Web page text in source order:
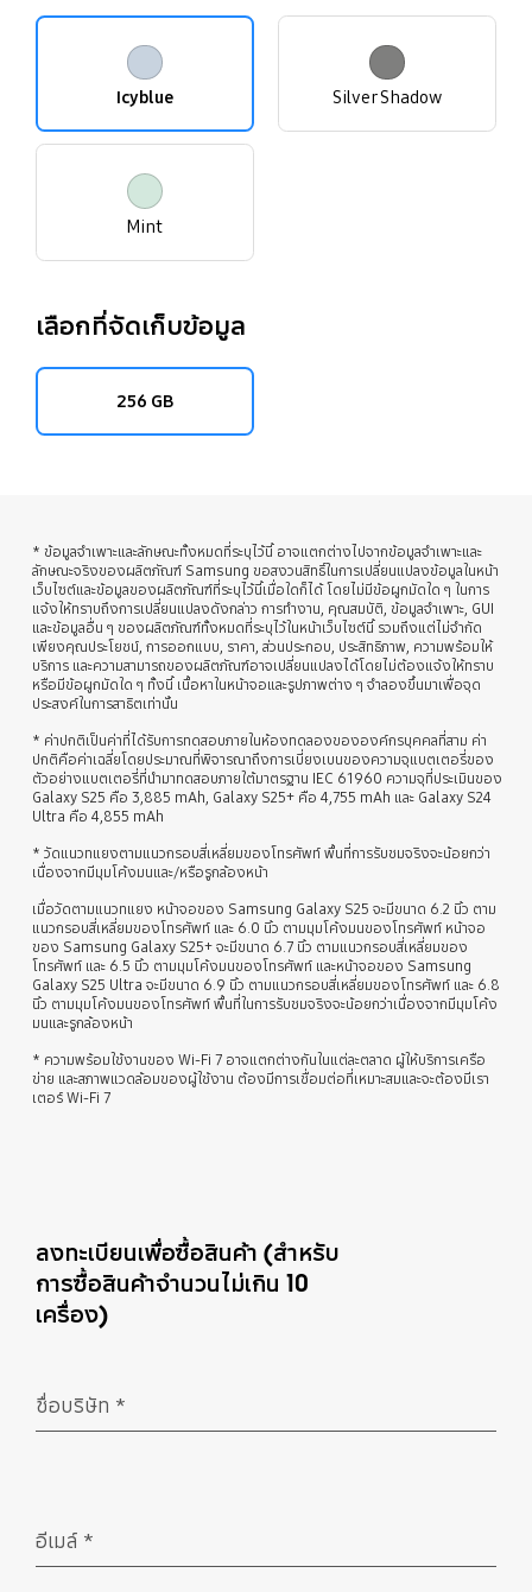
Icyblue Silver Shadow
Mint
เลือกที่จัดเก็บข้อมูล
256 GB
* ข้อมูลจำเพาะและลักษณะทั้งหมดที่ระบุไว้นี้ อาจแตกต่างไปจากข้อมูลจำเพาะและ
ลักษณะจริงของผลิตภัณฑ์ Samsung ขอสงวนสิทธิ์ในการเปลี่ยนแปลงข้อมูลในหน้า
เว็บไซต์และข้อมูลของผลิตภัณฑ์ที่ระบุไว้นี้เมื่อใดก็ได้ โดยไม่มีข้อผูกมัดใด ๆ ในการ
แจ้งให้ทราบถึงการเปลี่ยนแปลงดังกล่าว การทำงาน, คุณสมบัติ, ข้อมูลจำเพาะ, GUI
และข้อมูลอื่น ๆ ของผลิตภัณฑ์ทั้งหมดที่ระบุไว้ในหน้าเว็บไซต์นี้ รวมถึงแต่ไม่จำกัด
เพียงคุณประโยชน์, การออกแบบ, ราคา, ส่วนประกอบ, ประสิทธิภาพ, ความพร้อมให้
บริการ และความสามารถของผลิตภัณฑ์อาจเปลี่ยนแปลงได้โดยไม่ต้องแจ้งให้ทราบ
หรือมีข้อผูกมัดใด ๆ ทั้งนี้ เนื้อหาในหน้าจอและรูปภาพต่าง ๆ จำลองขึ้นมาเพื่อจุด
ประสงค์ในการสาธิตเท่านั้น
* ค่าปกติเป็นค่าที่ได้รับการทดสอบภายในห้องทดลองขององค์กรบุคคลที่สาม ค่า
ปกติคือค่าเฉลี่ยโดยประมาณที่พิจารณาถึงการเบี่ยงเบนของความจุแบตเตอรี่ของ
ตัวอย่างแบตเตอรี่ที่นำมาทดสอบภายใต้มาตรฐาน IEC 61960 ความจุที่ประเมินของ
Galaxy S25 คือ 3,885 mAh, Galaxy S25+ คือ 4,755 mAh และ Galaxy S24
Ultra คือ 4,855 mAh
* วัดแนวทแยงตามแนวกรอบสี่เหลี่ยมของโทรศัพท์ พื้นที่การรับชมจริงจะน้อยกว่า
เนื่องจากมีมุมโค้งมนและ/หรือรูกล้องหน้า
เมื่อวัดตามแนวทแยง หน้าจอของ Samsung Galaxy S25 จะมีขนาด 6.2 นิ้ว ตาม
แนวกรอบสี่เหลี่ยมของโทรศัพท์ และ 6.0 นิ้ว ตามมุมโค้งมนของโทรศัพท์ หน้าจอ
ของ Samsung Galaxy S25+ จะมีขนาด 6.7 นิ้ว ตามแนวกรอบสี่เหลี่ยมของ
โทรศัพท์ และ 6.5 นิ้ว ตามมุมโค้งมนของโทรศัพท์ และหน้าจอของ Samsung
Galaxy S25 Ultra จะมีขนาด 6.9 นิ้ว ตามแนวกรอบสี่เหลี่ยมของโทรศัพท์ และ 6.8
นิ้ว ตามมุมโค้งมนของโทรศัพท์ พื้นที่ในการรับชมจริงจะน้อยกว่าเนื่องจากมีมุมโค้ง
มนและรูกล้องหน้า
* ความพร้อมใช้งานของ Wi-Fi 7 อาจแตกต่างกันในแต่ละตลาด ผู้ให้บริการเครือ
ข่าย และสภาพแวดล้อมของผู้ใช้งาน ต้องมีการเชื่อมต่อที่เหมาะสมและจะต้องมีเรา
เตอร์ Wi-Fi 7
ลงทะเบียนเพื่อซื้อสินค้า (สำหรับ
การซื้อสินค้าจำนวนไม่เกิน 10
เครื่อง)
ชื่อบริษัท *
อีเมล์ *